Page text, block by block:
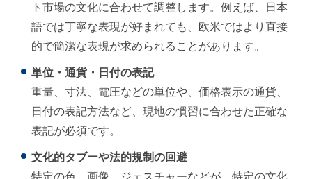
ト市場の文化に合わせて調整します。例えば、日本
語では丁寧な表現が好まれても、欧米ではより直接
的で簡潔な表現が求められることがあります。
単位・通貨・日付の表記
重量、寸法、電圧などの単位や、価格表示の通貨、
日付の表記方法など、現地の慣習に合わせた正確な
表記が必須です。
文化的タブーや法的規制の回避
特定の色、画像、ジェスチャーなどが、特定の文化